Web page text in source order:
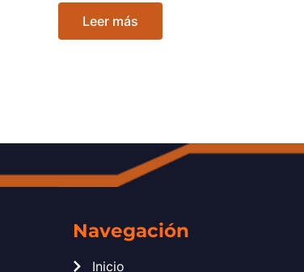
Leer más
Navegación
Inicio